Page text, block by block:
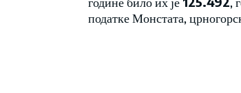
податке Монстата,